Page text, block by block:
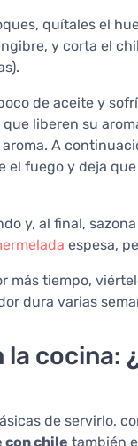
quítales el
y corta el
de aceite y
liberen su
A
el fuego y deja
y, al final,
espesa,
más tiempo,
dura varias
la cocina:
de servirlo,
con chile también